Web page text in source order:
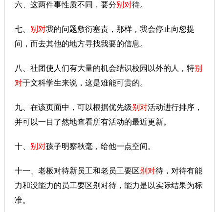
六、这两件事性质不同，要分别对待。
七、 别对我的问题敷衍塞责，那样，我会停止向您提
问，而去其他的地方寻找我要的信息。
八、社团使人们有大量的机会结识校园以外的人，特别
对于文科学生来说，这是难能可贵的。
九、在该页面中，可以根据优先级别对活动进行排序，
并可以一目了然地查看所有活动的最近更新。
十、 别对孩子明察秋毫，给他一点空间。
十一、老板对待新员工和老员工要区别对待，对待有能
力和没能力的员工要区别对待，能力是以实际结果为标
准。